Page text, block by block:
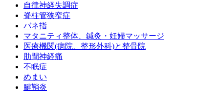
自律神経失調症
脊柱管狭窄症
バネ指
マタニティ整体、鍼灸・妊婦マッサージ
医療機関(病院、整形外科)と整骨院
肋間神経痛
不眠症
めまい
腱鞘炎